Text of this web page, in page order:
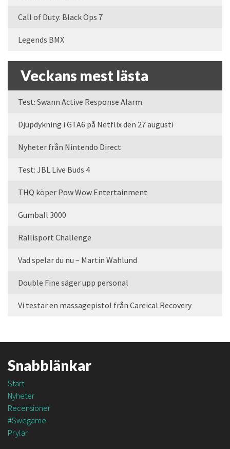
Call of Duty: Black Ops 7
Legends BMX
Veckans mest lästa
Test: Swann Active Response Alarm
Djupdykning i GTA6 på Netflix den 27 augusti
Nyheter från Nintendo Direct
Test: JBL Live Buds 4
THQ köper Pow Wow Entertainment
Gumball 3000
Rallisport Challenge
Vad spelar du nu – Martin Wahlund
Double Fine säger upp personal
Vi testar en massagepistol från Careical Recovery
Snabblänkar
Start
Nyheter
Recensioner
#Swegame
Prylar